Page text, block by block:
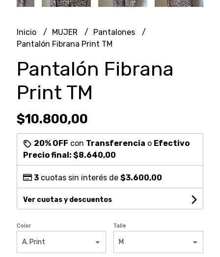
Inicio MUJER
Pantalones
Pantalón Fibrana Print TM
Pantalón Fibrana
Print TM
$10.800,00
20% OFF con Transferencia o Efectivo
Precio final: $8.640,00
3cuotas sin interés de $3.600,00
Ver cuotas y descuentos
Color Talle